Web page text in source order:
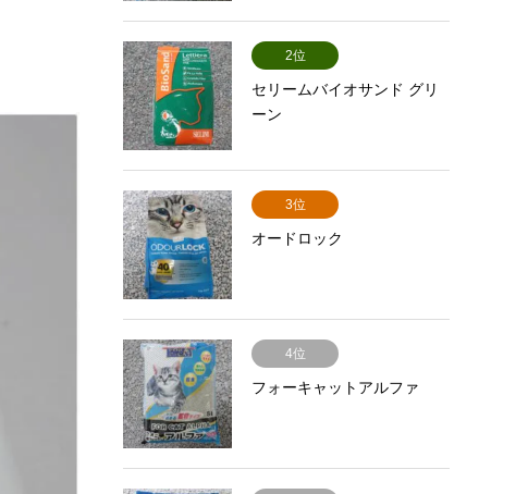
2位
セリームバイオサンド グリ
ーン
3位
オードロック
4位
フォーキャットアルファ